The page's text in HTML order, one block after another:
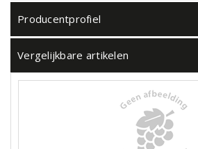
Producentprofiel
Vergelijkbare artikelen